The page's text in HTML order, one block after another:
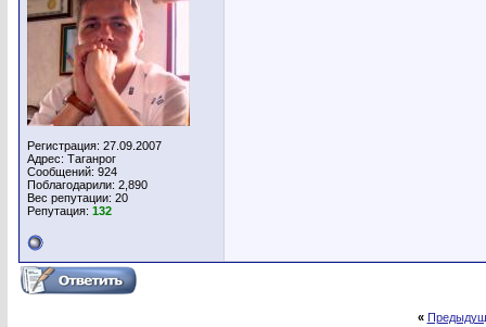
Регистрация: 27.09.2007
Адрес: Таганрог
Сообщений: 924
Поблагодарили: 2,890
Вес репутации: 20
Репутация: 132
«